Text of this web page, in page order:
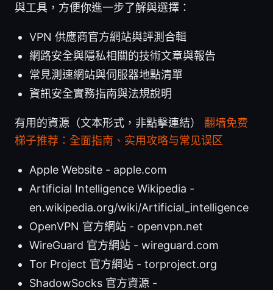
與工具，方便你進一步了解與選擇：
VPN 供應商官方網站與評測合輯
網路安全與隱私相關的技術文章與報告
常見測速網站與伺服器地點清單
資訊安全實務指南與法規說明
有用的資源（文本形式，非點擊連結） 翻墙免费
梯子推荐：全面指南、实用攻略与常见误区
Apple Website - apple.com
Artificial Intelligence Wikipedia -
en.wikipedia.org/wiki/Artificial_intelligence
OpenVPN 官方網站 - openvpn.net
WireGuard 官方網站 - wireguard.com
Tor Project 官方網站 - torproject.org
ShadowSocks 官方資源 -